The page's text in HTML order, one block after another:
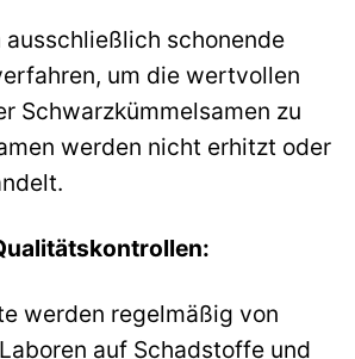
schonende
um die wertvollen
Schwarzkümmelsamen zu
werden nicht erhitzt oder
werden regelmäßig von
auf Schadstoffe und